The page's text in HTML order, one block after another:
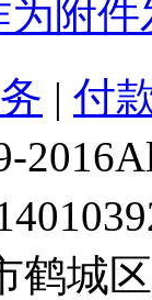
附件
| 付
鹤城